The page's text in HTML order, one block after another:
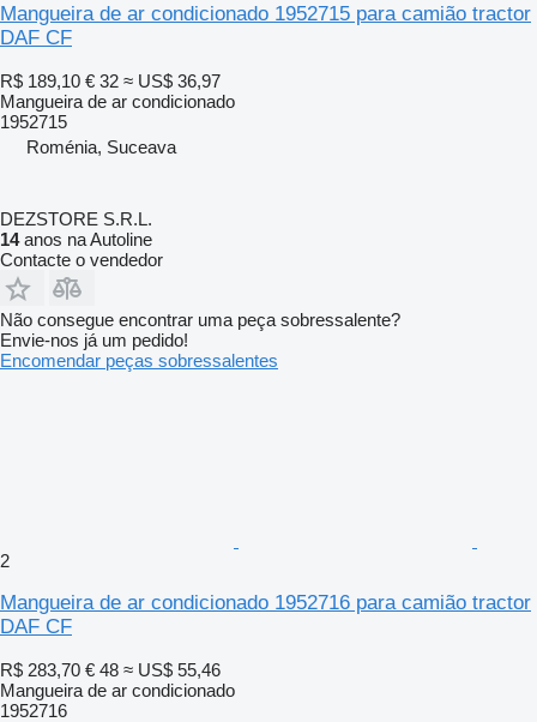
Mangueira de ar condicionado 1952715 para camião tractor
DAF CF
R$ 189,10 € 32 ≈ US$ 36,97
Mangueira de ar condicionado
1952715
Roménia, Suceava
DEZSTORE S.R.L.
14anos na Autoline
Contacte o vendedor
Não consegue encontrar uma peça sobressalente?
Envie-nos já um pedido!
Encomendar peças sobressalentes
2
Mangueira de ar condicionado 1952716 para camião tractor
DAF CF
R$ 283,70 € 48 ≈ US$ 55,46
Mangueira de ar condicionado
1952716